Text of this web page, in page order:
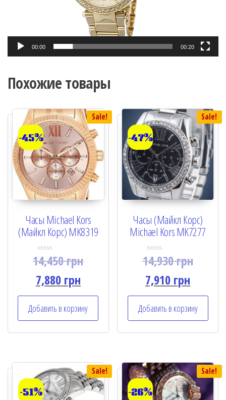
00:00 00:20
Похожие товары
Sale!
-45%
Часы Michael Kors
(Майкл Корс) MK8319
R
a
e
d
0
o
u
t
f
14,450грн
7,880грн
Добавить в корзину
Sale!
-47%
Часы (Майкл Корс)
Michael Kors MK7277
R
a
e
d
0
o
u
t
f
14,930грн
7,910 грн
Добавить в корзину
Sale!
-51%
Sale!
-26%